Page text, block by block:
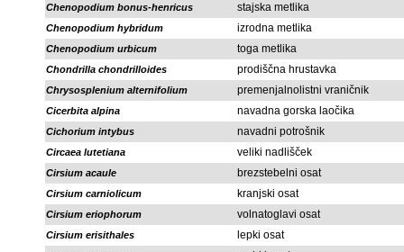
Chenopodium bonus-henricus stajska metlika
Chenopodium hybridum izrodna metlika
Chenopodium urbicum toga metlika
Chondrilla chondrilloides prodiščna hrustavka
Chrysosplenium alternifolium premenjalnolistni vraničnik
Cicerbita alpina navadna gorska laočika
Cichorium intybus navadni potrošnik
Circaea lutetiana veliki nadlišček
Cirsium acaule brezstebelni osat
Cirsium carniolicum kranjski osat
Cirsium eriophorum volnatoglavi osat
Cirsium erisithales lepki osat